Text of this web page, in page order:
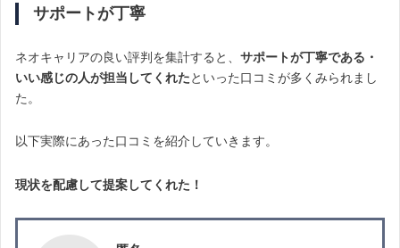
サポートが丁寧
ネオキャリアの良い評判を集計すると、 サポートが丁寧である・
いい感じの人が担当してくれたといった口コミが多くみられまし
た。
以下実際にあった口コミを紹介していきます。
現状を配慮して提案してくれた！